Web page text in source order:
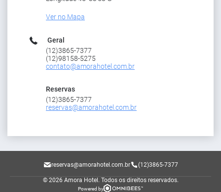
Ver no Mapa
Geral
(12)3865-7377
(12)98158-5275
contato@amorahotel.com.br
Reservas
(12)3865-7377
reservas@amorahotel.com.br
reservas@amorahotel.com.br (12)3865-7377
© 2026 Amora Hotel. Todos os direitos reservados.
Powered by